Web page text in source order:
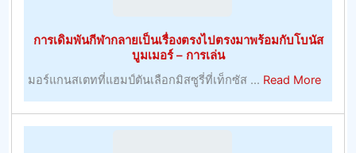
การเดิมพันกีฬากลายเป็นเรื่องตรงไปตรงมาพร้อมกับโบนัส
บูมเมอร์ – การเล่น
มอร์แกนสเตทที่แฮมป์ตันเลือกมิสซูรี่ที่เท็กซัส ... Read Moreabout
การ
เดิม